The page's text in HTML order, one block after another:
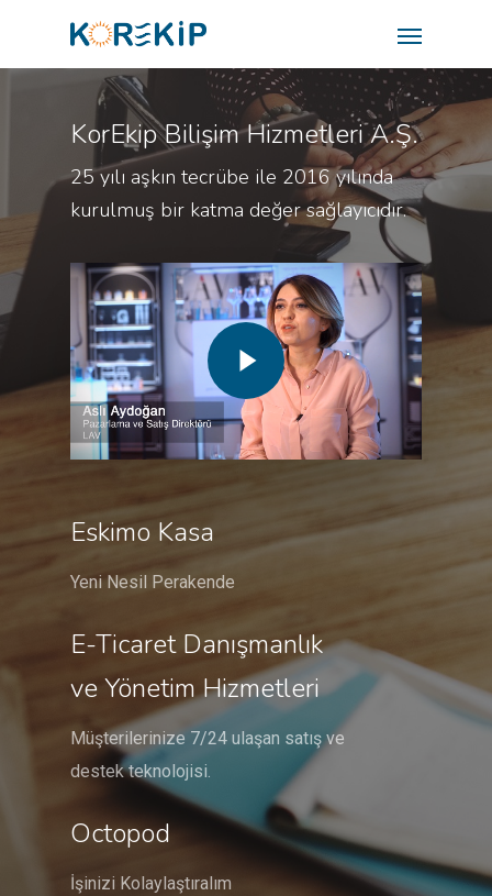
KorEkip Bilişim Hizmetleri A.Ş.
25 yılı aşkın tecrübe ile 2016 yılında
kurulmuş bir katma değer sağlayıcıdır.
Eskimo Kasa
Yeni Nesil Perakende
E-Ticaret Danışmanlık
ve Yönetim Hizmetleri
Müşterilerinize 7/24 ulaşan satış ve
destek teknolojisi.
Octopod
İşinizi Kolaylaştıralım